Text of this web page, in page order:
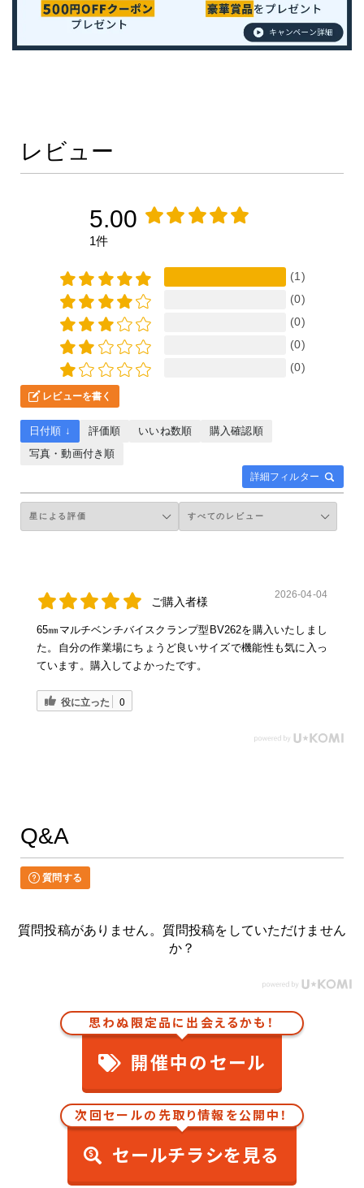
レビュー
5.00
1件
(1)
(0)
(0)
(0)
(0)
レビューを書く
詳細フィルター
日付順 ↓ 評価順 いいね数順
購入確認順
写真・動画付き順
ご購入者様
2026-04-04
65㎜マルチベンチバイスクランプ型BV262を購入いたしまし
た。自分の作業場にちょうど良いサイズで機能性も気に入っ
ています。購入してよかったです。
役に立った 0
Q&A
質問する
質問投稿がありません。質問投稿をしていただけません
か？
思わぬ限定品に出会えるかも！
開催中のセール
次回セールの先取り情報を公開中！
セールチラシを見る